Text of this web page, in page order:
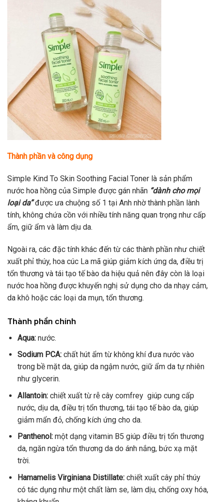
Thành phần và công dụng
Simple Kind To Skin Soothing Facial Toner là sản phẩm
nước hoa hồng của Simple được gán nhãn “dành cho mọi
loại da”được ưa chuộng số 1 tại Anh nhờ thành phần lành
tính, không chứa cồn với nhiều tính năng quan trọng như cấp
ẩm, giữ ẩm và làm dịu da.
Ngoài ra, các đặc tính khác đến từ các thành phần như chiết
xuất phỉ thúy, hoa cúc La mã giúp giảm kích ứng da, điều trị
tổn thương và tái tạo tế bào da hiệu quả nên đây còn là loại
nước hoa hồng được khuyến nghị sử dụng cho da nhạy cảm,
da khô hoặc các loại da mụn, tổn thương.
Thành phần chính
Aqua:nước.
Sodium PCA:chất hút ẩm từ không khí đưa nước vào
trong bề mặt da, giúp da ngậm nước, giữ ẩm da tự nhiên
như glycerin.
Allantoin:chiết xuất từ rễ cây comfrey giúp cung cấp
nước, dịu da, điều trị tổn thương, tái tạo tế bào da, giúp
giảm mẩn đỏ, chống kích ứng cho da.
Panthenol:một dạng vitamin B5 giúp điều trị tổn thương
da, ngăn ngừa tổn thương da do ánh nắng, bức xạ mặt
trời.
Hamamelis Virginiana Distillate:chiết xuất cây phỉ thúy
có tác dụng như một chất làm se, làm dịu, chống oxy hóa,